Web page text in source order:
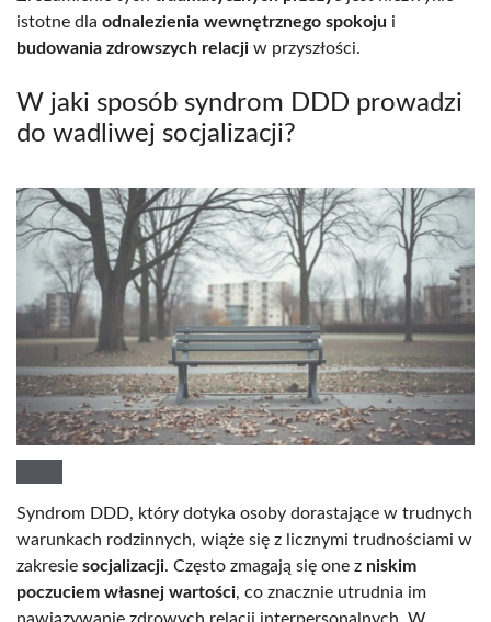
istotne dla odnalezienia wewnętrznego spokoju i
budowania zdrowszych relacji w przyszłości.
W jaki sposób syndrom DDD prowadzi
do wadliwej socjalizacji?
Syndrom DDD, który dotyka osoby dorastające w trudnych
warunkach rodzinnych, wiąże się z licznymi trudnościami w
zakresie socjalizacji. Często zmagają się one z niskim
poczuciem własnej wartości, co znacznie utrudnia im